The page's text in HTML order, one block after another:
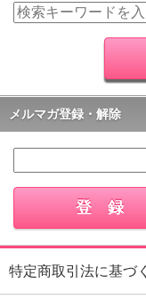
メルマガ登録・解除
特定商取引法に基づ